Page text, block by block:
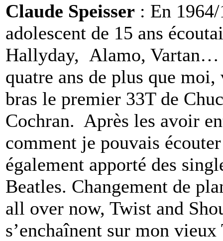
Claude Speisser : En
adolescent de 15 ans
Hallyday, Alamo, Vartan…
quatre ans de plus que
bras le premier 33T de
Cochran. Après les avoir
comment je pouvais
également apporté des
Beatles. Changement de
all over now, Twist and
s’enchaînent sur mon vieux